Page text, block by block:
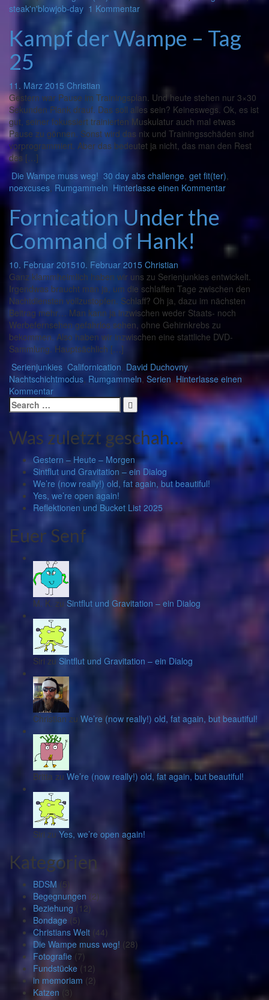
steak'n'blowjob-day 1 Kommentar
Kampf der Wampe – Tag
25
11. März 2015 Christian
Gestern war Pause im Trainingsplan. Und heute stehen nur 3×30
Sekunden Plank drauf. Das soll alles sein? Keineswegs. Ok, es ist
gut, seiner fokussiert trainierten Muskulatur auch mal etwas
Pause zu gönnen. Sonst wird das nix und Trainingsschäden sind
vorprogrammiert. Aber das bedeutet ja nicht, das man den Rest
des […]
Die Wampe muss weg! 30 day abs challenge, get fit(ter),
noexcuses, Rumgammeln Hinterlasse einen Kommentar
Fornication Under the
Command of Hank!
10. Februar 201510. Februar 2015 Christian
Ganz klammheimlich haben wir uns zu Serienjunkies entwickelt.
Irgendwas braucht man ja, um die schlaffen Tage zwischen den
Nachtdiensten vollzustopfen. Schlaff? Oh ja, dazu im nächsten
Beitrag mehr… Man kann ja inzwischen weder Staats- noch
Werbefernsehen gefahrlos sehen, ohne Gehirnkrebs zu
bekommen. Also haben wir inzwischen eine stattliche DVD-
Sammlung. Hauptsächlich […]
Serienjunkies Californication, David Duchovny,
Nachtschichtmodus, Rumgammeln, Serien Hinterlasse einen
Kommentar
Search
for:
Was zuletzt geschah…
Gestern – Heute – Morgen
Sintflut und Gravitation – ein Dialog
We’re (now really!) old, fat again, but beautiful!
Yes, we’re open again!
Reflektionen und Bucket List 2025
Euer Senf
M. K. zu Sintflut und Gravitation – ein Dialog
Siri zu Sintflut und Gravitation – ein Dialog
Christian zu We’re (now really!) old, fat again, but beautiful!
Britta zu We’re (now really!) old, fat again, but beautiful!
Siri zu Yes, we’re open again!
Kategorien
BDSM (5)
Begegnungen (2)
Beziehung (12)
Bondage (5)
Christians Welt (44)
Die Wampe muss weg! (28)
Fotografie (7)
Fundstücke (12)
in memoriam (2)
Katzen (3)